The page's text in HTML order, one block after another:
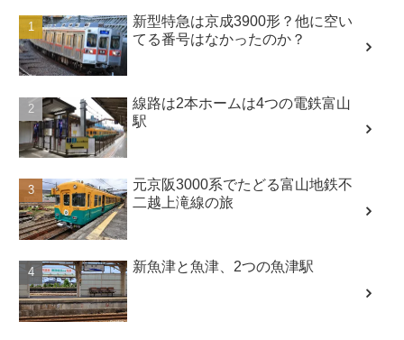
新型特急は京成3900形？他に空い
てる番号はなかったのか？
線路は2本ホームは4つの電鉄富山
駅
元京阪3000系でたどる富山地鉄不
二越上滝線の旅
新魚津と魚津、2つの魚津駅